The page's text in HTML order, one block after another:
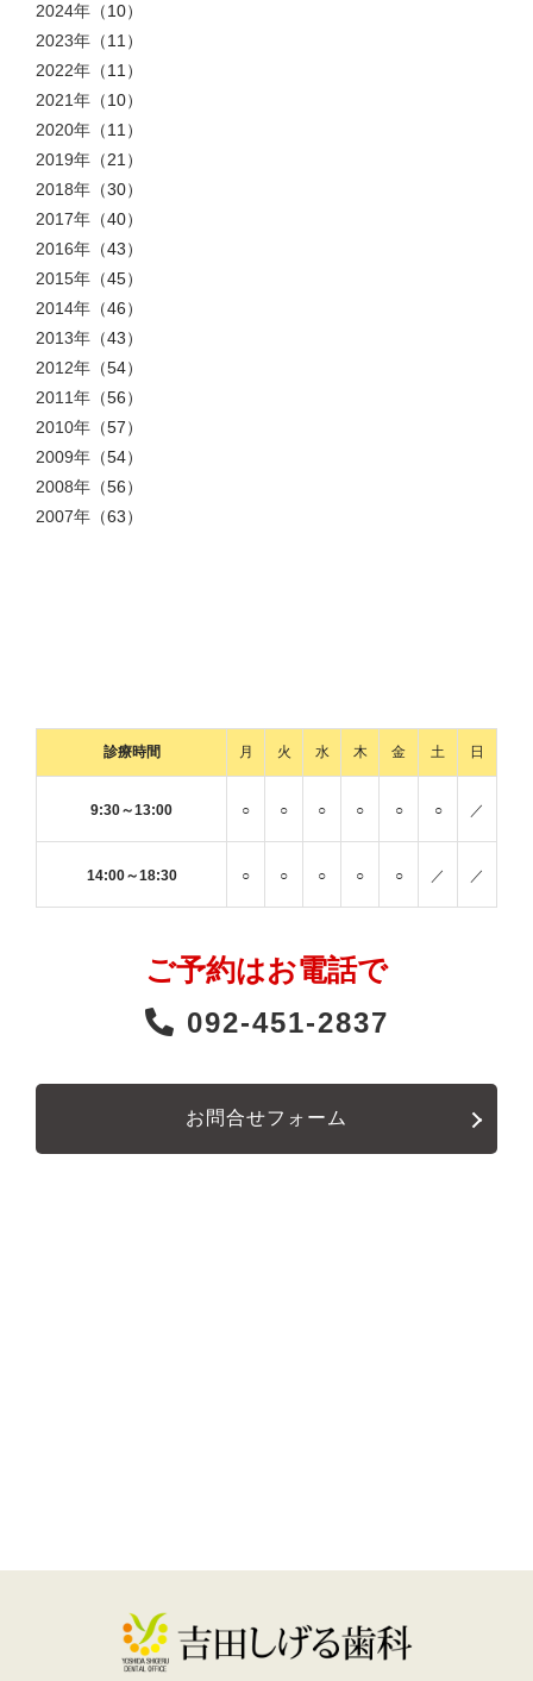
2024年 （10）
2023年 （11）
2022年 （11）
2021年 （10）
2020年 （11）
2019年 （21）
2018年 （30）
2017年 （40）
2016年 （43）
2015年 （45）
2014年 （46）
2013年 （43）
2012年 （54）
2011年 （56）
2010年 （57）
2009年 （54）
2008年 （56）
2007年 （63）
診療時間 月 火 水 木 金 土 日
9:30～13:00 ○ ○ ○ ○ ○ ○ ／
14:00～18:30 ○ ○ ○ ○ ○ ／ ／
ご予約はお電話で
092-451-2837
お問合せフォーム